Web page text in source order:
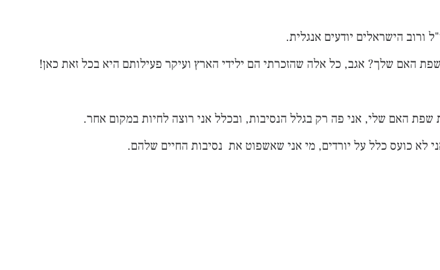
הישראלים יודעים אנגלית.
האם שלך? אגב, כל אלה שהזכרתי הם ילידי הארץ ועיקר פעילותם היא בכל זאת כאן!
האם שלי, אני פה רק בגלל הנסיבות, ובכלל אני רוצה לחיות במקום אחר.
לא כועס כלל על יורדים, מי אני שאשפוט את נסיבות החיים שלהם.